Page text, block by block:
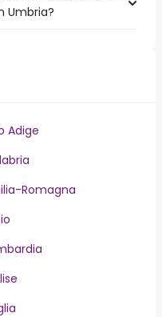
Umbria?
Adige
Romagna